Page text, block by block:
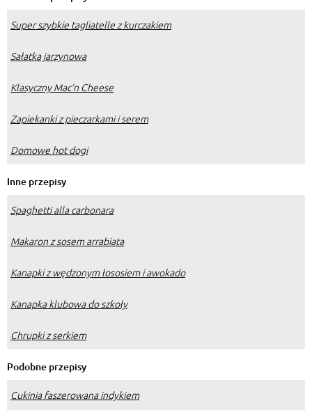
Super szybkie tagliatelle z kurczakiem
Sałatka jarzynowa
Klasyczny Mac’n Cheese
Zapiekanki z pieczarkami i serem
Domowe hot dogi
Inne przepisy
Spaghetti alla carbonara
Makaron z sosem arrabiata
Kanapki z wędzonym łososiem i awokado
Kanapka klubowa do szkoły
Chrupki z serkiem
Podobne przepisy
Cukinia faszerowana indykiem